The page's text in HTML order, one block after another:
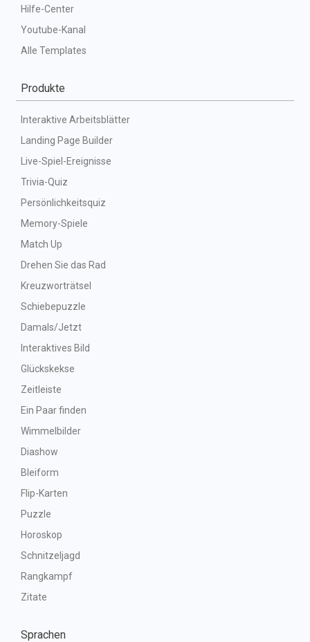
Hilfe-Center
Youtube-Kanal
Alle Templates
Produkte
Interaktive Arbeitsblätter
Landing Page Builder
Live-Spiel-Ereignisse
Trivia-Quiz
Persönlichkeitsquiz
Memory-Spiele
Match Up
Drehen Sie das Rad
Kreuzworträtsel
Schiebepuzzle
Damals/Jetzt
Interaktives Bild
Glückskekse
Zeitleiste
Ein Paar finden
Wimmelbilder
Diashow
Bleiform
Flip-Karten
Puzzle
Horoskop
Schnitzeljagd
Rangkampf
Zitate
Sprachen